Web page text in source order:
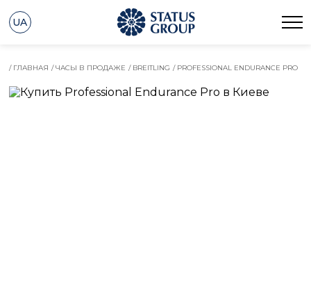
UA
/ ГЛАВНАЯ / ЧАСЫ В ПРОДАЖЕ / BREITLING / PROFESSIONAL ENDURANCE PRO